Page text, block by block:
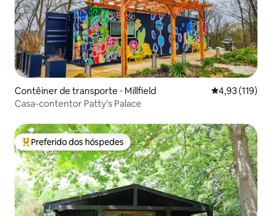
Contêiner de transporte ⋅ Millfield 4,93 de uma
4,93 (119)
Casa-contentor Patty's Palace
Entre os melhores preferidos dos hóspedes
Preferido dos hóspedes